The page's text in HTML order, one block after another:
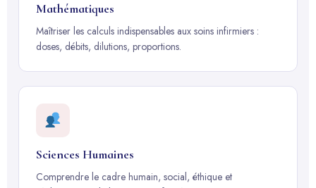
Mathématiques
Maîtriser les calculs indispensables aux soins infirmiers :
doses, débits, dilutions, proportions.
Sciences Humaines
Comprendre le cadre humain, social, éthique et